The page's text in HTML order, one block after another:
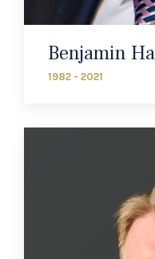
Benjamin
1982 - 2021